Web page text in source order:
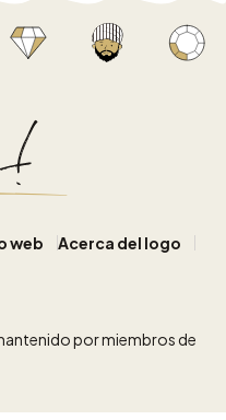
web
Acerca del logo
por miembros de